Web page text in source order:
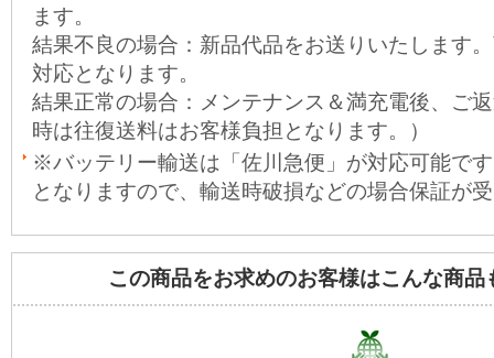
ます。
結果不良の場合：新品代品をお送りいたします
対応となります。
結果正常の場合：メンテナンス＆満充電後、ご
時は往復送料はお客様負担となります。）
※バッテリー輸送は「佐川急便」が対応可能で
となりますので、輸送時破損などの場合保証が
この商品をお求めのお客様はこんな商品